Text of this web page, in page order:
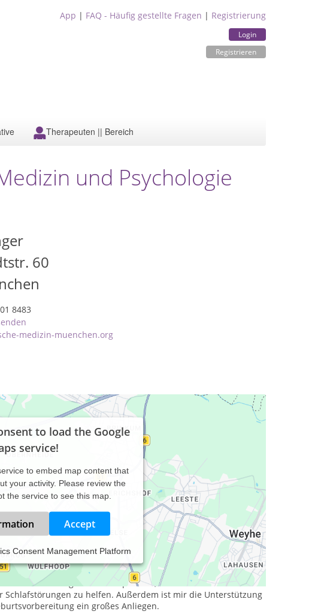
App | FAQ - Häufig gestellte Fragen | Registrierung
Login
Registrieren
Therapeuten || Bereich
und Psychologie
60
8483
medizin-muenchen.org
to load the Google
service!
to embed map content that
your activity. Please review the
the service to see this map.
Accept
Consent Management Platform
Gesundheit und Zufriedenheit, wenn die Energie im Körper
Zeichen dafür, dass diese Harmonie gestört ist. In meiner
vorwiegend mit Akupunktur, um Menschen mit
Schlafstörungen zu helfen. Außerdem ist mir die Unterstützung
ein großes Anliegen.